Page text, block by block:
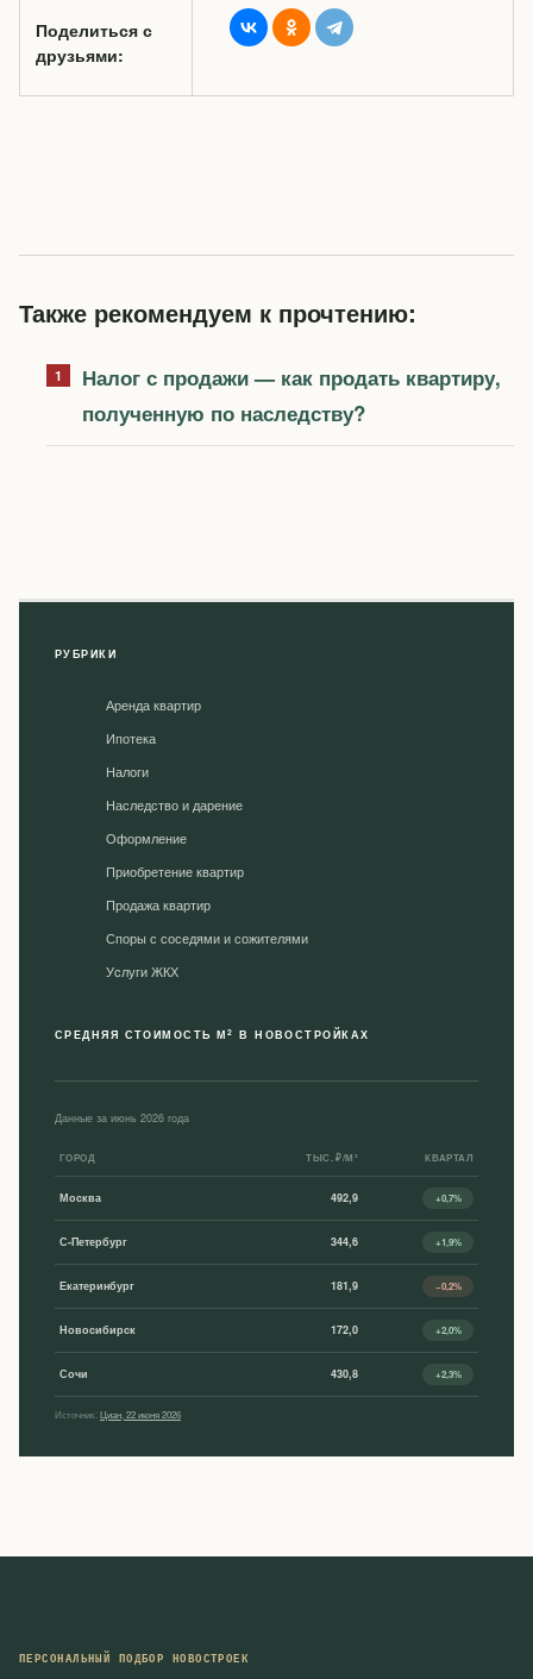
Поделиться с
друзьями:
Также рекомендуем к прочтению:
Налог с продажи — как продать квартиру,
полученную по наследству?
РУБРИКИ
Аренда квартир
Ипотека
Налоги
Наследство и дарение
Оформление
Приобретение квартир
Продажа квартир
Споры с соседями и сожителями
Уcлуги ЖКХ
СРЕДНЯЯ СТОИМОСТЬ М2 В НОВОСТРОЙКАХ
Данные за июнь 2026 года
ГОРОД ТЫС. ₽/М² КВАРТАЛ
Москва 492,9 +0,7%
С-Петербург 344,6 +1,9%
Екатеринбург 181,9 −0,2%
Новосибирск 172,0 +2,0%
Сочи 430,8 +2,3%
Источник:Циан, 22 июня 2026
ПЕРСОНАЛЬНЫЙ ПОДБОР НОВОСТРОЕК